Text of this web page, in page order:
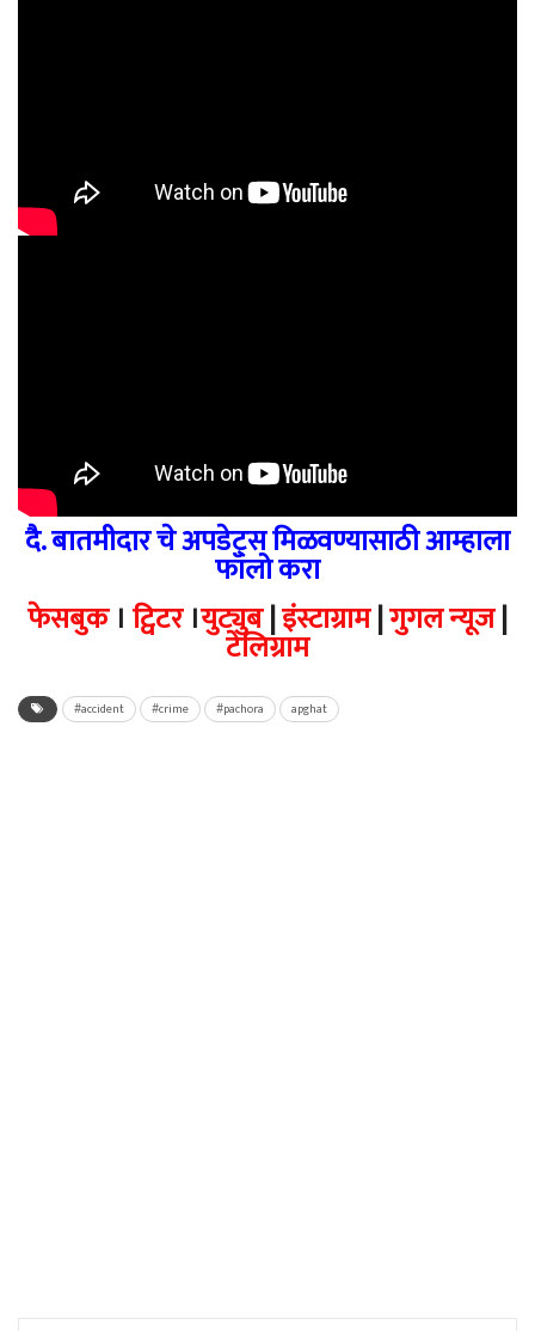
दै. बातमीदार चे अपडेट्स मिळवण्यासाठी आम्हाला
फॉलो करा
फेसबुक। ट्विटर।युट्युब|इंस्टाग्राम|गुगल न्यूज|
टेलिग्राम
#accident #crime #pachora apghat